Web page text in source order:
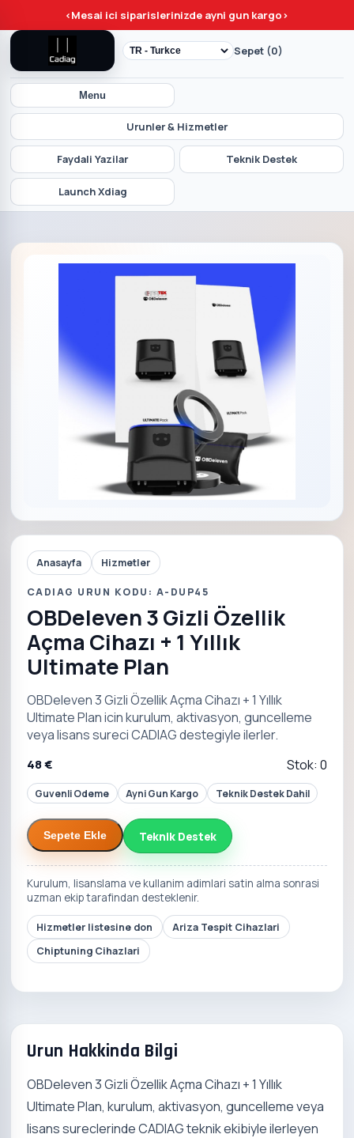
<Mesai ici siparislerinizde ayni gun kargo>
Menu
Urunler & Hizmetler
Faydali Yazilar Teknik Destek
Launch Xdiag
Sepet (0)
Anasayfa Hizmetler
CADIAG URUN KODU: A-DUP45
OBDeleven 3 Gizli Özellik
Açma Cihazı + 1 Yıllık
Ultimate Plan
OBDeleven 3 Gizli Özellik Açma Cihazı + 1 Yıllık
Ultimate Plan icin kurulum, aktivasyon, guncelleme
veya lisans sureci CADIAG destegiyle ilerler.
48 € Stok: 0
Guvenli Odeme Ayni Gun Kargo Teknik Destek Dahil
Sepete Ekle Teknik Destek
Kurulum, lisanslama ve kullanim adimlari satin alma sonrasi
uzman ekip tarafindan desteklenir.
Hizmetler listesine don
Ariza Tespit Cihazlari
Chiptuning Cihazlari
Urun Hakkinda Bilgi
OBDeleven 3 Gizli Özellik Açma Cihazı + 1 Yıllık
Ultimate Plan, kurulum, aktivasyon, guncelleme veya
lisans sureclerinde CADIAG teknik ekibiyle ilerleyen